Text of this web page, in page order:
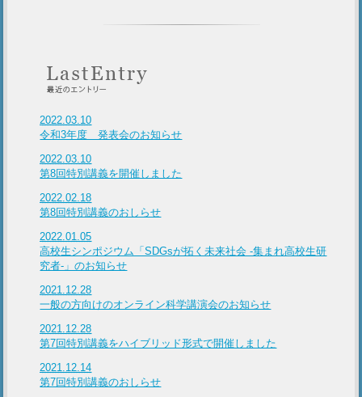
2022.03.10
令和3年度 発表会のお知らせ
2022.03.10
第8回特別講義を開催しました
2022.02.18
第8回特別講義のおしらせ
2022.01.05
高校生シンポジウム「SDGsが拓く未来社会 -集まれ高校生研
究者-」のお知らせ
2021.12.28
一般の方向けのオンライン科学講演会のお知らせ
2021.12.28
第7回特別講義をハイブリッド形式で開催しました
2021.12.14
第7回特別講義のおしらせ